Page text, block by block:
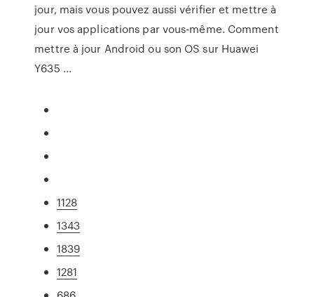
jour, mais vous pouvez aussi vérifier et mettre à
jour vos applications par vous-même. Comment
mettre à jour Android ou son OS sur Huawei
Y635 ...
1128
1343
1839
1281